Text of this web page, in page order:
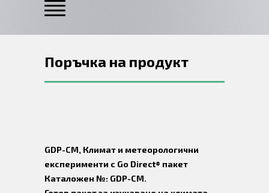
Поръчка на продукт
GDP-CM, Климат и метеорологични
експерименти с Go Direct® пакет
Каталожен №: GDP-CM.